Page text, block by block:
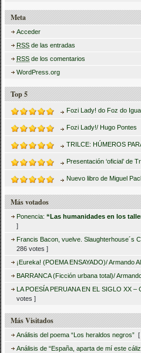
Meta
Acceder
RSS de las entradas
RSS de los comentarios
WordPress.org
Top 5
Fozi Lady! do Foz do
Fozi Lady!/ Hugo Pontes
TRILCE: HÚMEROS
Presentación ‘oficial’ de
Nuevo libro de Miguel
Más votados
Ponencia:“Las humanidades en los
]
Francis Bacon, vuelve. Slaughterhouse´s
286 votes ]
¡Eureka! (POEMA ENSAYADO)/ Armando
BARRANCA (Ficción urbana total)/
LA POESÍA PERUANA EN EL SIGLO XX
votes ]
Más Visitados
Análisis del poema “Los heraldos negros” [
Análisis de “España, aparta de mí este